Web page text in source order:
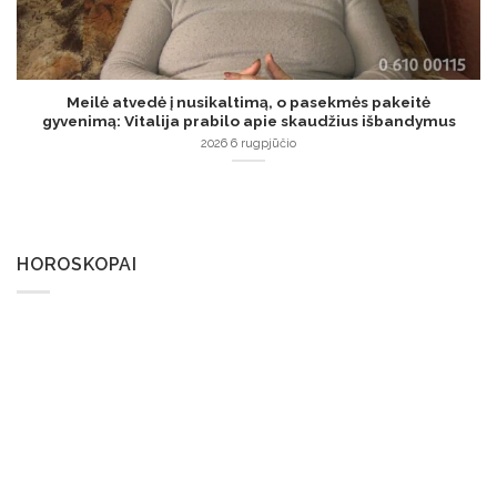
Meilė atvedė į nusikaltimą, o pasekmės pakeitė
gyvenimą: Vitalija prabilo apie skaudžius išbandymus
2026 6 rugpjūčio
HOROSKOPAI